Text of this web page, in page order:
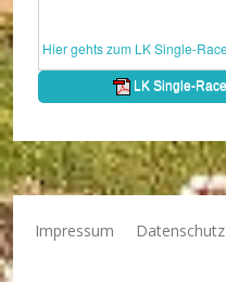
Impressum Datenschutz